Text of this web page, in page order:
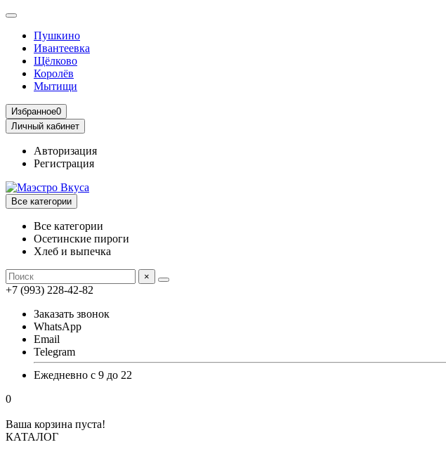
Пушкино
Ивантеевка
Щёлково
Королёв
Мытищи
Избранное0
Личный кабинет
Авторизация
Регистрация
Все категории
Все категории
Осетинские пироги
Хлеб и выпечка
×
+7 (993) 228-42-82
Заказать звонок
WhatsApp
Email
Telegram
Ежедневно с 9 до 22
0
Ваша корзина пуста!
КАТАЛОГ